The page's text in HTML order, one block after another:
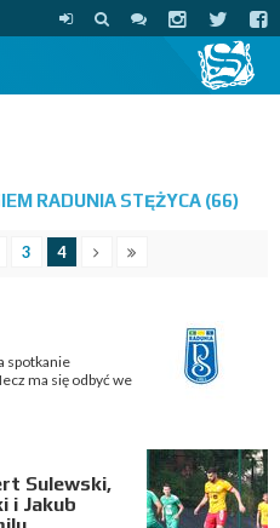
RADUNIA STĘŻYCA (66)
3 4
spotkanie
ma się odbyć we
Sulewski,
i Jakub